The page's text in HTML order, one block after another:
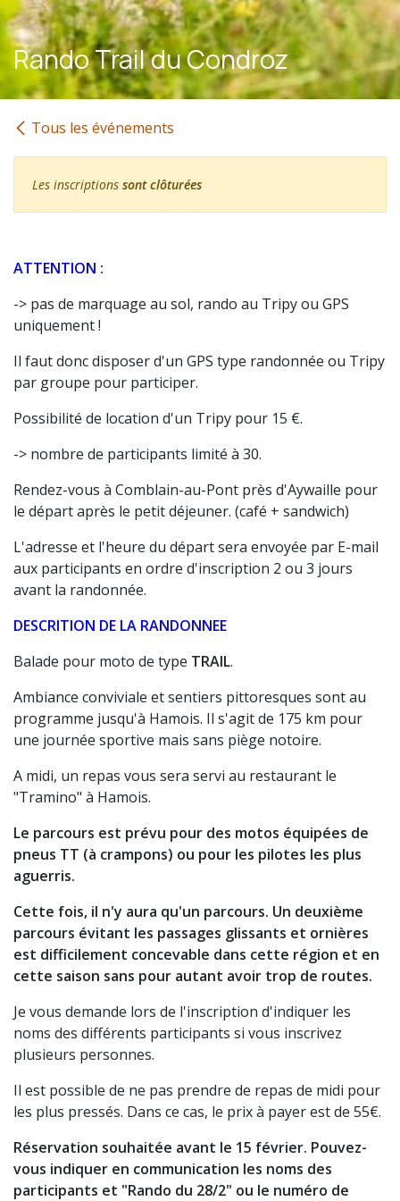
Rando Trail du Condroz
Tous les événements
Les inscriptions sont clôturées
ATTENTION :
-> pas de marquage au sol, rando au Tripy ou GPS
uniquement !
Il faut donc disposer d'un GPS type randonnée ou Tripy
par groupe pour participer.
Possibilité de location d'un Tripy pour 15 €.
-> nombre de participants limité à 30.
Rendez-vous à Comblain-au-Pont près d'Aywaille pour
le départ après le petit déjeuner. (café + sandwich)
L'adresse et l'heure du départ sera envoyée par E-mail
aux participants en ordre d'inscription 2 ou 3 jours
avant la randonnée.
DESCRITION DE LA RANDONNEE
Balade pour moto de type TRAIL.
Ambiance conviviale et sentiers pittoresques sont au
programme jusqu'à Hamois. Il s'agit de 175 km pour
une journée sportive mais sans piège notoire.
A midi, un repas vous sera servi au restaurant le
"Tramino" à Hamois.
Le parcours est prévu pour des motos équipées de
pneus TT (à crampons) ou pour les pilotes les plus
aguerris.
Cette fois, il n'y aura qu'un parcours. Un deuxième
parcours évitant les passages glissants et ornières
est difficilement concevable dans cette région et en
cette saison sans pour autant avoir trop de routes.
Je vous demande lors de l'inscription d'indiquer les
noms des différents participants si vous inscrivez
plusieurs personnes.
Il est possible de ne pas prendre de repas de midi pour
les plus pressés. Dans ce cas, le prix à payer est de 55€.
Réservation souhaitée avant le 15 février. Pouvez-
vous indiquer en communication les noms des
participants et "Rando du 28/2" ou le numéro de